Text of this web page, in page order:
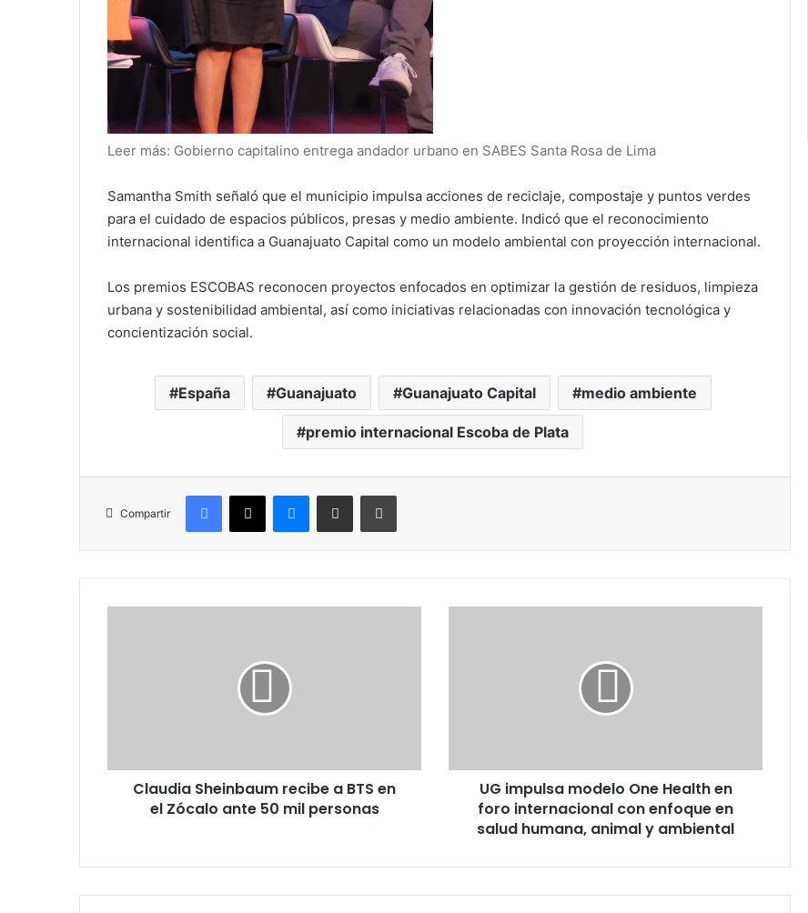
Leer más: Gobierno capitalino entrega andador urbano en SABES Santa Rosa de Lima
Samantha Smith señaló que el municipio impulsa acciones de reciclaje, compostaje y puntos verdes
para el cuidado de espacios públicos, presas y medio ambiente. Indicó que el reconocimiento
internacional identifica a Guanajuato Capital como un modelo ambiental con proyección internacional.
Los premios ESCOBAS reconocen proyectos enfocados en optimizar la gestión de residuos, limpieza
urbana y sostenibilidad ambiental, así como iniciativas relacionadas con innovación tecnológica y
concientización social.
España Guanajuato Guanajuato Capital medio ambiente
premio internacional Escoba de Plata
Compartir
Facebook
X MessengerCompartir por correo electrónicoImprimir
ante
Claudia Sheinbaum recibe a BTS en
el Zócalo ante 50 mil personas
con
enfoque
animal
UG impulsa modelo One Health en
foro internacional con enfoque en
salud humana, animal y ambiental